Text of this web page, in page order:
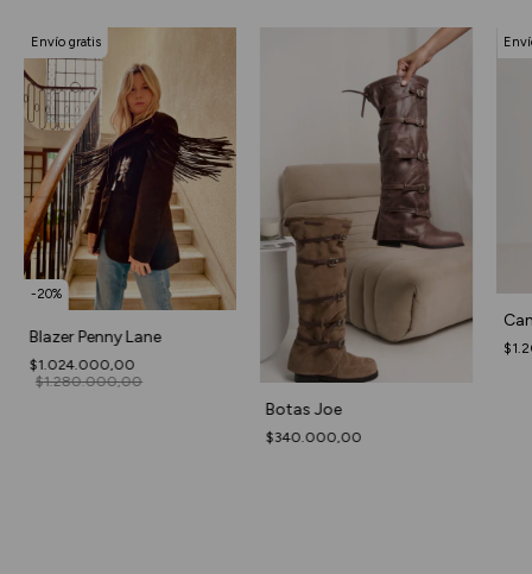
-20%
Envío gratis
Blazer Penny Lane
$1.024.000,00
$1.280.000,00
Botas Joe
$340.000,00